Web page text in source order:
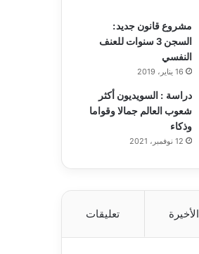
مشروع قانون جديد:
السجن 3 سنوات للعنف
النفسي
16 يناير، 2019
دراسة : السويديون أكثر
شعوب العالم جمالا وقواما
وذكاء
12 نوفمبر، 2021
الأخيرة تعليقات